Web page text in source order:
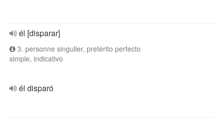
él [disparar]
3. personne singulier, pretérito perfecto
simple, indicativo
él disparó